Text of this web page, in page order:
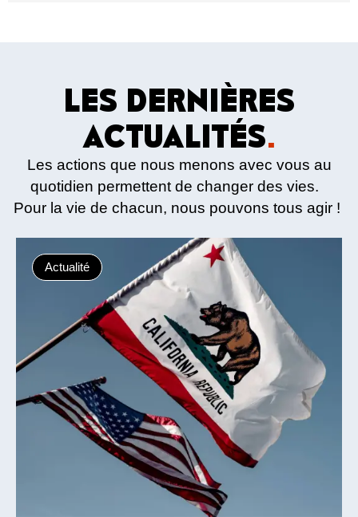
LES DERNIÈRES
ACTUALITÉS.
Les actions que nous menons avec vous au
quotidien permettent de changer des vies.
Pour la vie de chacun, nous pouvons tous agir !
Actualité